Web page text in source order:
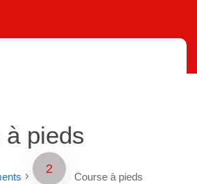
à pieds
Course à pieds